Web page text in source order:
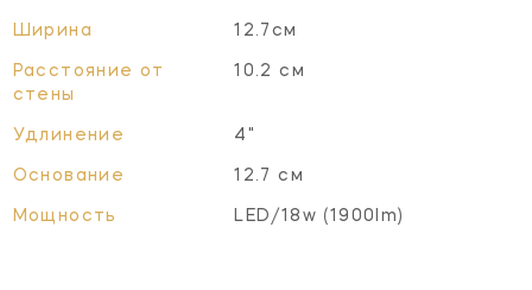
Ширина 12.7см
Расстояние от
стены
10.2 см
Удлинение 4"
Основание 12.7 см
Мощность LED/18w (1900lm)